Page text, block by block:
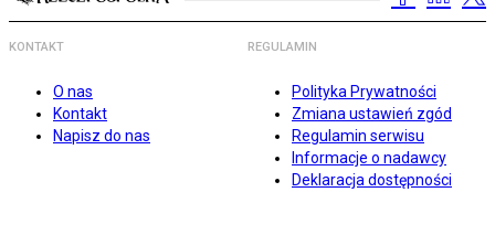
KONTAKT
O nas
Kontakt
Napisz do nas
REGULAMIN
Polityka Prywatności
Zmiana ustawień zgód
Regulamin serwisu
Informacje o nadawcy
Deklaracja dostępności